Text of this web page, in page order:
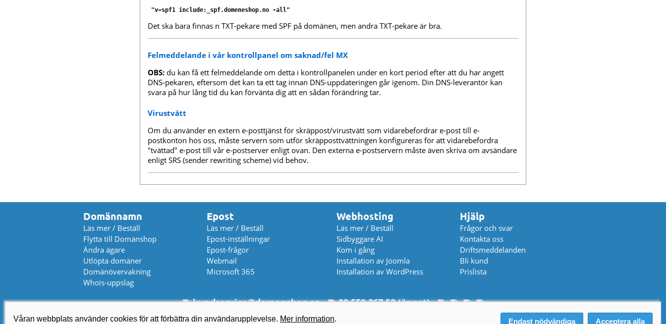
"v=spf1 include:_spf.domeneshop.no -all"
Det ska bara finnas n TXT-pekare med SPF på domänen, men andra TXT-pekare är bra.
Felmeddelande i vår kontrollpanel om saknad/fel MX
OBS: du kan få ett felmeddelande om detta i kontrollpanelen under en kort period efter att du har angett
DNS-pekaren, eftersom det kan ta ett tag innan DNS-uppdateringen går igenom. Din DNS-leverantör kan
svara på hur lång tid du kan förvänta dig att en sådan förändring tar.
Virustvätt
Om du använder en extern e-posttjänst för skräppost/virustvätt som vidarebefordrar e-post till e-
postkonton hos oss, måste servern som utför skräpposttvättningen konfigureras för att vidarebefordra
"tvättad" e-post till vår e-postserver enligt ovan. Den externa e-postservern måste även skriva om avsändare
enligt SRS (sender rewriting scheme) vid behov.
Domännamn
Läs mer / Beställ
Flytta till Domänshop
Ändra ägare
Utlöpta domäner
Domänövervakning
Whois-uppslag
Epost
Läs mer / Beställ
Epost-inställningar
Epost-frågor
Webmail
Microsoft 365
Webhosting
Läs mer / Beställ
Sidbyggare AI
Kom i gång
Installation av Joomla
Installation av WordPress
Hjälp
Frågor och svar
Kontakta oss
Driftsmeddelanden
Bli kund
Prislista
kundservice@domanshop.se 08 559 367 52 (öppet)
© 2026 Domeneshop AS ·Om oss
Våran webbplats använder cookies för att förbättra din användarupplevelse. Mer information. Endast nödvändiga Acceptera alla